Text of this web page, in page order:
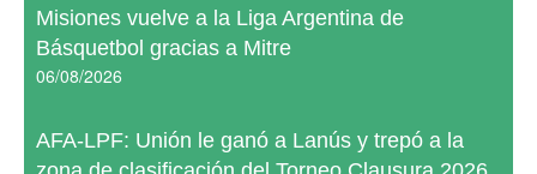
Misiones vuelve a la Liga Argentina de
Básquetbol gracias a Mitre
06/08/2026
AFA-LPF: Unión le ganó a Lanús y trepó a la